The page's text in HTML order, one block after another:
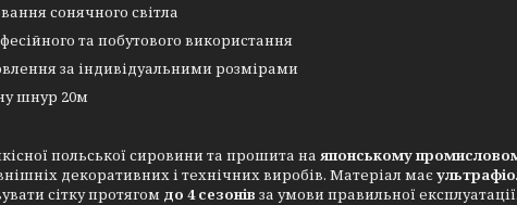
сонячного світла
та побутового використання
за індивідуальними розмірами
шнур 20м
польської сировини та прошита на японському
декоративних і технічних виробів. Матеріал має
сітку протягом до 4 сезонів за умови правильної експлуатації.